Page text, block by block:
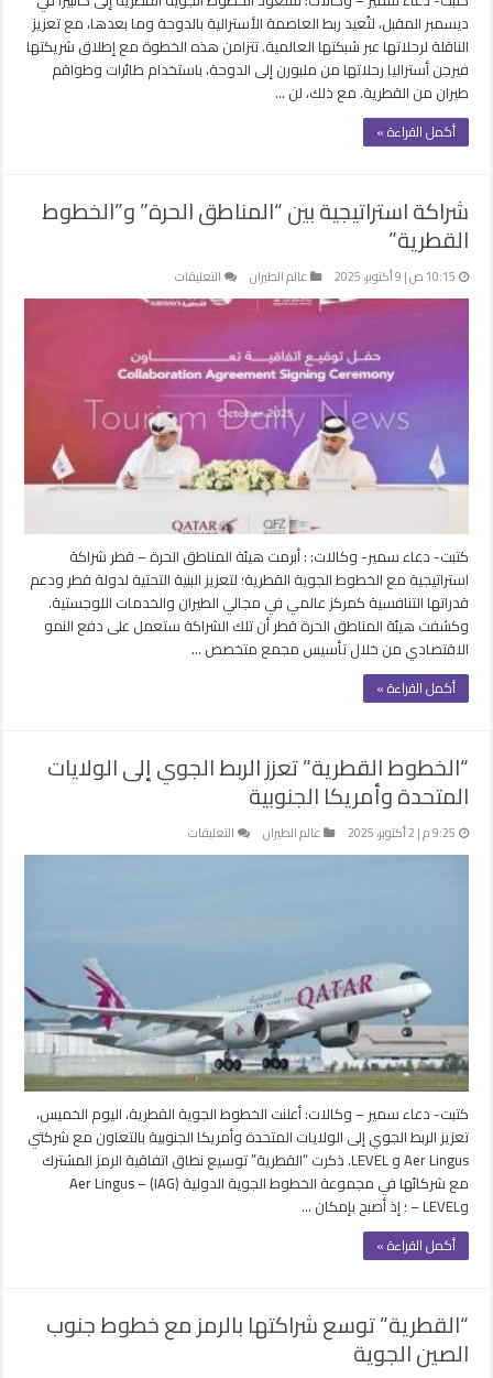
ديسمبر المقبل، لتُعيد ربط العاصمة الأسترالية بالدوحة وما بعدها، مع تعزيز
الناقلة لرحلاتها عبر شبكتها العالمية. تتزامن هذه الخطوة مع إطلاق شريكتها
فيرجن أستراليا رحلاتها من ملبورن إلى الدوحة، باستخدام طائرات وطواقم
طيران من القطرية. مع ذلك، لن …
أكمل القراءة »
شراكة استراتيجية بين “المناطق الحرة” و”الخطوط
القطرية”
10:15 ص | 9 أكتوبر، 2025 عالم الطيران التعليقات
شراكة
“المناطق
الحرة”
و”الخطوط
القطرية”
مغلقة
كتبت- دعاء سمير- وكالات: : أبرمت هيئة المناطق الحرة – قطر شراكة
استراتيجية مع الخطوط الجوية القطرية؛ لتعزيز البنية التحتية لدولة قطر ودعم
قدراتها التنافسية كمركز عالمي في مجالي الطيران والخدمات اللوجستية.
وكشفت هيئة المناطق الحرة قطر أن تلك الشراكة ستعمل على دفع النمو
الاقتصادي من خلال تأسيس مجمع متخصص …
أكمل القراءة »
“الخطوط القطرية” تعزز الربط الجوي إلى الولايات
المتحدة وأمريكا الجنوبية
9:25 م | 2 أكتوبر، 2025 عالم الطيران التعليقات
“الخطوط
المتحدة
وأمريكا
الجنوبية
مغلقة
كتبت- دعاء سمير – وكالات: أعلنت الخطوط الجوية القطرية، اليوم الخميس،
تعزيز الربط الجوي إلى الولايات المتحدة وأمريكا الجنوبية بالتعاون مع شركتي
Aer Lingus و LEVEL. ذكرت “القطرية” توسيع نطاق اتفاقية الرمز المشترك
مع شركائها في مجموعة الخطوط الجوية الدولية (IAG) – Aer Lingus
وLEVEL – ؛ إذ أصبح بإمكان …
أكمل القراءة »
“القطرية” توسع شراكتها بالرمز مع خطوط جنوب
الصين الجوية